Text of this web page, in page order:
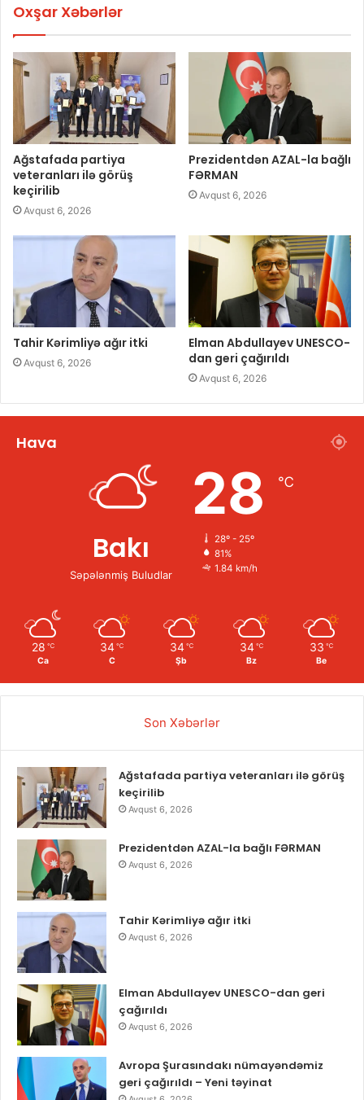
Oxşar Xəbərlər
Ağstafada partiya
veteranları ilə görüş
keçirilib
Avqust 6, 2026
Prezidentdən AZAL-la bağlı
FƏRMAN
Avqust 6, 2026
Tahir Kərimliyə ağır itki
Avqust 6, 2026
Elman Abdullayev UNESCO-
dan geri çağırıldı
Avqust 6, 2026
Hava
Bakı
Səpələnmiş Buludlar
28 ℃
28º - 25º
81%
1.84 km/h
28 ℃
Ca
34 ℃
C
34 ℃
Şb
34 ℃
Bz
33 ℃
Be
Son Xəbərlər
Ağstafada partiya veteranları ilə görüş
keçirilib
Avqust 6, 2026
Prezidentdən AZAL-la bağlı FƏRMAN
Avqust 6, 2026
Tahir Kərimliyə ağır itki
Avqust 6, 2026
Elman Abdullayev UNESCO-dan geri
çağırıldı
Avqust 6, 2026
Avropa Şurasındakı nümayəndəmiz
geri çağırıldı – Yeni təyinat